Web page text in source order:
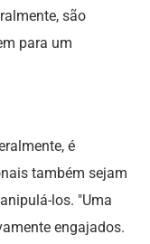
são
para um
é
também sejam
los. "Uma
engajados.